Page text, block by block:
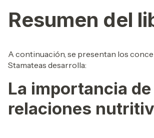
Resumen del
A continuación, se presentan los
Stamateas desarrolla:
La importancia
relaciones